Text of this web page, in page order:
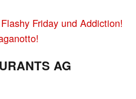
Friday und Addiction!
AG